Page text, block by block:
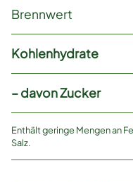
Brennwert
Kohlenhydrate
– davon Zucker
Enthält geringe Mengen an
Salz.